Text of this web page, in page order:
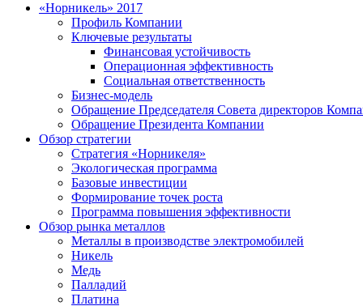
«Норникель» 2017
Профиль Компании
Ключевые результаты
Финансовая устойчивость
Операционная эффективность
Социальная ответственность
Бизнес-модель
Обращение Председателя Совета директоров
Обращение Президента Компании
Обзор стратегии
Стратегия «Норникеля»
Экологическая программа
Базовые инвестиции
Формирование точек роста
Программа повышения эффективности
Обзор рынка металлов
Металлы в производстве электромобилей
Никель
Медь
Палладий
Платина